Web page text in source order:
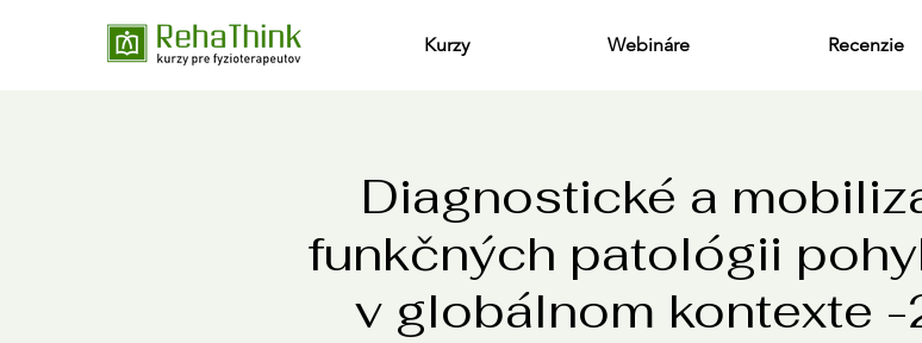
Kurzy Webináre Recenzie
Diagnostické a
funkčných patológii
v globálnom kontexte